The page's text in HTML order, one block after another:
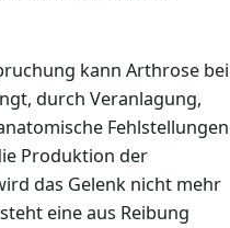
kann Arthrose bei
durch Veranlagung,
Fehlstellungen
Produktion der
das Gelenk nicht mehr
eine aus Reibung